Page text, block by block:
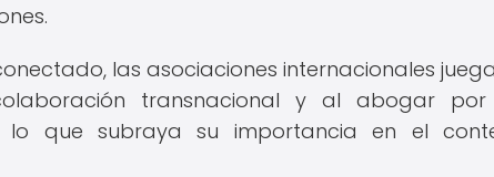
las asociaciones internacionales
transnacional y al abogar por
lo que subraya su importancia en el